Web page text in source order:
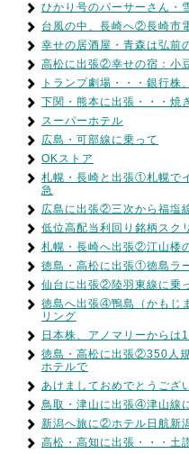
ひかり号のパーサーさん・
台風の中、長崎へ②長崎市
幸せの居酒屋・青森は弘前
高松に出張②幸せの宿：小
トランプ劇場・・・銀行株
下関・熊本に出張・・・焼
スーパーホテル
広島・可部線に乗って
OKストア
札幌・長崎と出張①札幌で
急
広島に出張②三次から福塩
低位高配当利回り銘柄スク
札幌・長崎へ出張②江山楼
徳島・高松に出張①徳島ラ
仙台に出張②陸羽東線に乗
徳島へ出張④鴨島（かもじ
リング
日本株、アノマリーからは
徳島・高松に出張②350人
ホテルで
あけましておめでとうござ
鳥取・津山に出張④津山線
新潟へ旅に②ホテル日航新
高松・高知に出張・・・土